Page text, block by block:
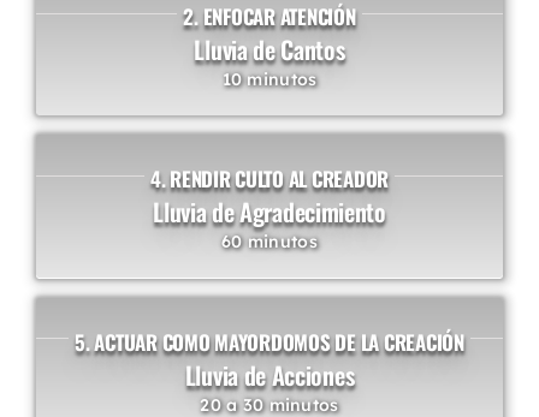
2. ENFOCAR ATENCIÓN
Lluvia de Cantos
10 minutos
4. RENDIR CULTO AL CREADOR
Lluvia de Agradecimiento
60 minutos
5. ACTUAR COMO MAYORDOMOS DE LA CREACIÓN
Lluvia de Acciones
20 a 30 minutos